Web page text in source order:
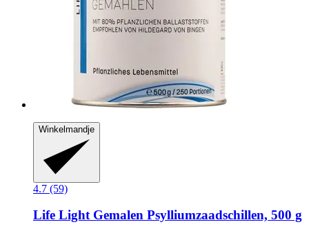
Winkelmandje
4.7 (59)
Life LightGemalen Psylliumzaadschillen, 500 g